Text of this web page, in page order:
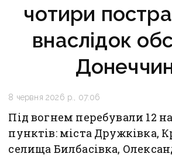
чотири
внаслідок
8 червня 2026 р., 07:06
Під вогнем перебували 12
пунктів: міста Дружківка,
селища Билбасівка,